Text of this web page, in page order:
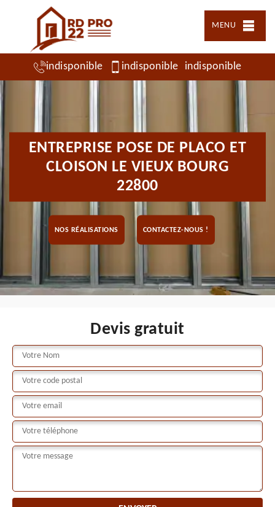
MENU
indisponible indisponible indisponible
ENTREPRISE POSE DE PLACO ET
CLOISON LE VIEUX BOURG
22800
NOS RÉALISATIONS CONTACTEZ-NOUS !
Devis gratuit